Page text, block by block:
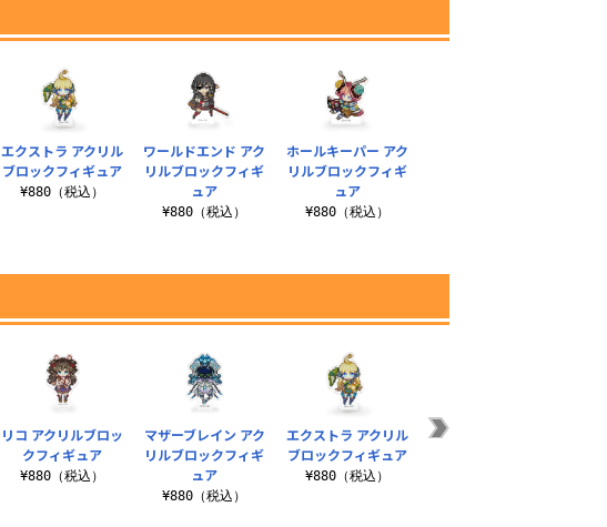
エクストラ アクリル
ブロックフィギュア
¥880（税込）
ワールドエンド アク
リルブロックフィギ
ュア
¥880（税込）
ホールキーパー アク
リルブロックフィギ
ュア
¥880（税込）
リコ アクリルブロッ
クフィギュア
¥880（税込）
マザーブレイン アク
リルブロックフィギ
ュア
¥880（税込）
エクストラ アクリル
ブロックフィギュア
¥880（税込）
ホールキーパー アク